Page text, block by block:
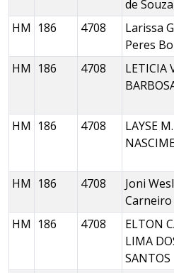
de Souza
HM 186 4708
Larissa
Peres
HM 186 4708
LETICIA
HM 186 4708
LAYSE M.
HM 186 4708
Joni
HM 186 4708
ELTON
LIMA
SANTOS